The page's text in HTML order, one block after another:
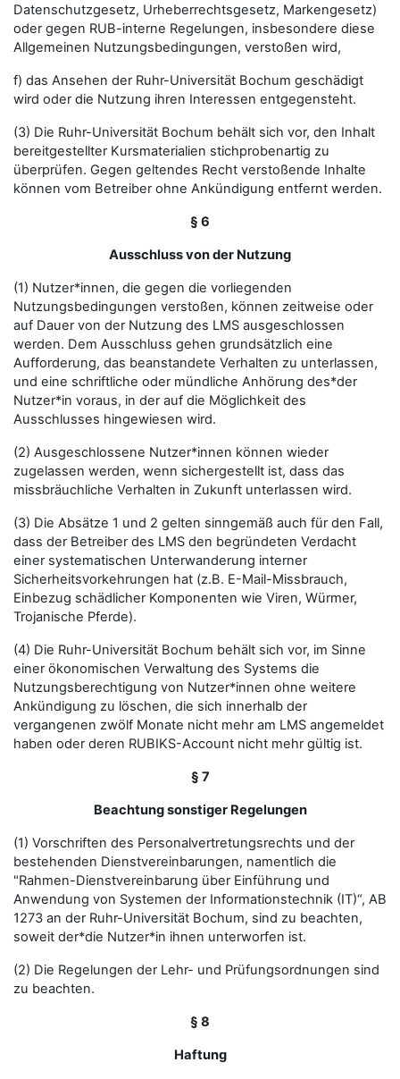
Datenschutzgesetz, Urheberrechtsgesetz, Markengesetz)
oder gegen RUB-interne Regelungen, insbesondere diese
Allgemeinen Nutzungsbedingungen, verstoßen wird,
f) das Ansehen der Ruhr-Universität Bochum geschädigt
wird oder die Nutzung ihren Interessen entgegensteht.
(3) Die Ruhr-Universität Bochum behält sich vor, den Inhalt
bereitgestellter Kursmaterialien stichprobenartig zu
überprüfen. Gegen geltendes Recht verstoßende Inhalte
können vom Betreiber ohne Ankündigung entfernt werden.
§ 6
Ausschluss von der Nutzung
(1) Nutzer*innen, die gegen die vorliegenden
Nutzungsbedingungen verstoßen, können zeitweise oder
auf Dauer von der Nutzung des LMS ausgeschlossen
werden. Dem Ausschluss gehen grundsätzlich eine
Aufforderung, das beanstandete Verhalten zu unterlassen,
und eine schriftliche oder mündliche Anhörung des*der
Nutzer*in voraus, in der auf die Möglichkeit des
Ausschlusses hingewiesen wird.
(2) Ausgeschlossene Nutzer*innen können wieder
zugelassen werden, wenn sichergestellt ist, dass das
missbräuchliche Verhalten in Zukunft unterlassen wird.
(3) Die Absätze 1 und 2 gelten sinngemäß auch für den Fall,
dass der Betreiber des LMS den begründeten Verdacht
einer systematischen Unterwanderung interner
Sicherheitsvorkehrungen hat (z.B. E-Mail-Missbrauch,
Einbezug schädlicher Komponenten wie Viren, Würmer,
Trojanische Pferde).
(4) Die Ruhr-Universität Bochum behält sich vor, im Sinne
einer ökonomischen Verwaltung des Systems die
Nutzungsberechtigung von Nutzer*innen ohne weitere
Ankündigung zu löschen, die sich innerhalb der
vergangenen zwölf Monate nicht mehr am LMS angemeldet
haben oder deren RUBIKS-Account nicht mehr gültig ist.
§ 7
Beachtung sonstiger Regelungen
(1) Vorschriften des Personalvertretungsrechts und der
bestehenden Dienstvereinbarungen, namentlich die
"Rahmen-Dienstvereinbarung über Einführung und
Anwendung von Systemen der Informationstechnik (IT)“, AB
1273 an der Ruhr-Universität Bochum, sind zu beachten,
soweit der*die Nutzer*in ihnen unterworfen ist.
(2) Die Regelungen der Lehr- und Prüfungsordnungen sind
zu beachten.
§ 8
Haftung